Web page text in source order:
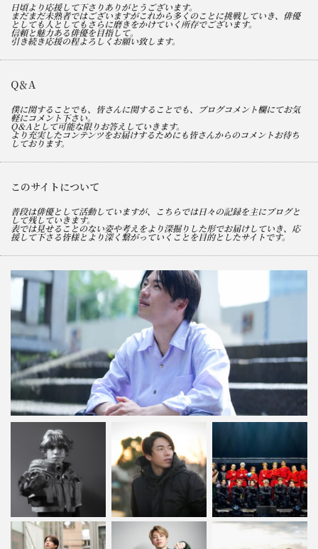
日頃より応援して下さりありがとうございます。
まだまだ未熟者ではございますがこれから多くのことに挑戦していき、俳優
としても人としてもさらに磨きをかけていく所存でございます。
信頼と魅力ある俳優を目指して。
引き続き応援の程よろしくお願い致します。
Q＆A
僕に関することでも、皆さんに関することでも、ブログコメント欄にてお気
軽にコメント下さい。
Q＆Aとして可能な限りお答えしていきます。
より充実したコンテンツをお届けするためにも皆さんからのコメントお待ち
しております。
このサイトについて
普段は俳優として活動していますが、こちらでは日々の記録を主にブログと
して残していきます。
表では見せることのない姿や考えをより深掘りした形でお届けしていき、応
援して下さる皆様とより深く繋がっていくことを目的としたサイトです。